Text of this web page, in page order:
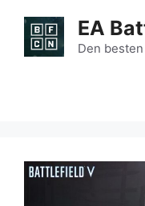
Inhalt
springen
EA
Den